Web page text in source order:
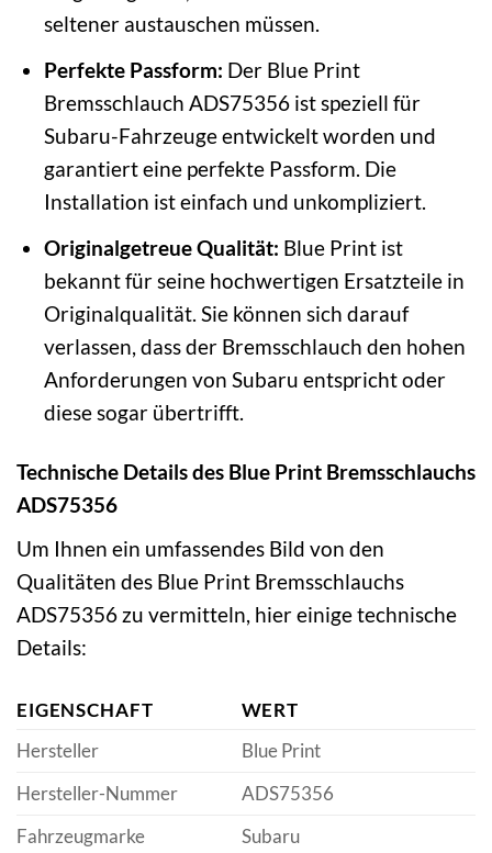
seltener austauschen müssen.
Perfekte Passform: Der Blue Print
Bremsschlauch ADS75356 ist speziell für
Subaru-Fahrzeuge entwickelt worden und
garantiert eine perfekte Passform. Die
Installation ist einfach und unkompliziert.
Originalgetreue Qualität: Blue Print ist
bekannt für seine hochwertigen Ersatzteile in
Originalqualität. Sie können sich darauf
verlassen, dass der Bremsschlauch den hohen
Anforderungen von Subaru entspricht oder
diese sogar übertrifft.
Technische Details des Blue Print Bremsschlauchs
ADS75356
Um Ihnen ein umfassendes Bild von den
Qualitäten des Blue Print Bremsschlauchs
ADS75356 zu vermitteln, hier einige technische
Details:
EIGENSCHAFT
WERT
Hersteller
Blue Print
Hersteller-Nummer
ADS75356
Fahrzeugmarke
Subaru